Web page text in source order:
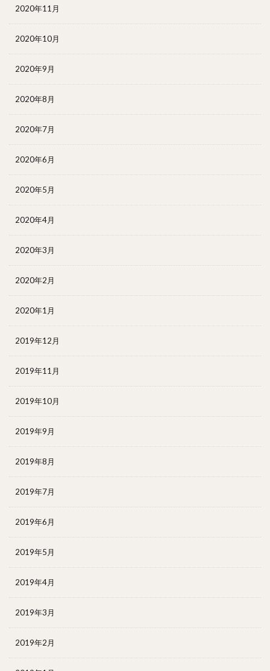
2020年11月
2020年10月
2020年9月
2020年8月
2020年7月
2020年6月
2020年5月
2020年4月
2020年3月
2020年2月
2020年1月
2019年12月
2019年11月
2019年10月
2019年9月
2019年8月
2019年7月
2019年6月
2019年5月
2019年4月
2019年3月
2019年2月